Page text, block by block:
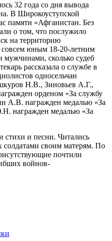
32 года со дня вывода
В Широкоуступской
памяти «Афганистан. Без
о том, что послужило
на территорию
совсем юным 18-20-летним
мужчинами, сколько судеб
рассказала о службе в
односельчан
Н.В., Зиновьев А.Г.,
орденом «За службу
А.В. награжден медалью «За
награжден медалью «За
стихи и песни. Читались
своим матерям. По
почтили
войнов-